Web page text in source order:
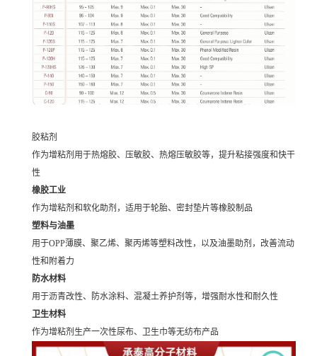
胶粘剂
作为增粘剂用于热熔胶、压敏胶、热熔压敏胶等，提升粘接强度和快干
性
橡胶工业
作为增粘剂和软化助剂，适用于轮胎、密封垫片等橡胶制品
塑料与油墨
用于OPP薄膜、聚乙烯、聚丙烯等塑料改性，以及油墨助剂，改善流动
性和附着力
防水材料
用于沥青改性、防水涂料、混凝土养护剂等，增强耐水性和耐久性
卫生材料
作为增粘剂生产一次性尿布、卫生巾等无纺布产品